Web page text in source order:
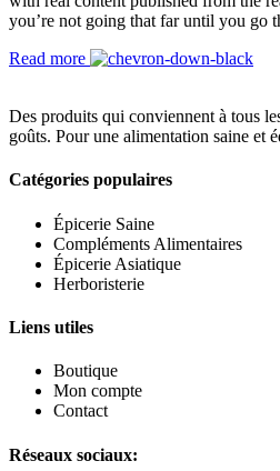
you’re not going that far until you go
Read more
Des produits qui conviennent à tous
goûts. Pour une alimentation saine et
Catégories populaires
Épicerie Saine
Compléments Alimentaires
Épicerie Asiatique
Herboristerie
Liens utiles
Boutique
Mon compte
Contact
Réseaux sociaux: